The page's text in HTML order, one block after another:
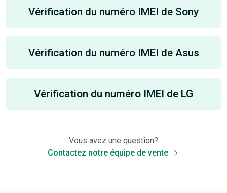
Vérification du numéro IMEI de Sony
Vérification du numéro IMEI de Asus
Vérification du numéro IMEI de LG
Vous avez une question?
Contactez notre équipe de vente